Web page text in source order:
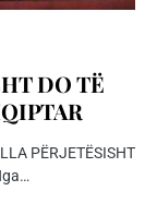
DO TË
PËRJETËSISHT